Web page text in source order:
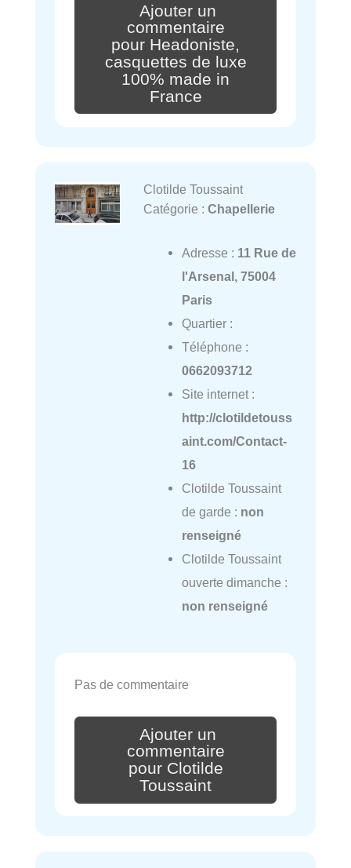
Ajouter un
commentaire
pour Headoniste,
casquettes de luxe
100% made in
France
Clotilde Toussaint
Catégorie : Chapellerie
Adresse : 11 Rue de
l'Arsenal, 75004
Paris
Quartier :
Téléphone :
0662093712
Site internet :
http://clotildetouss
aint.com/Contact-
16
Clotilde Toussaint
de garde : non
renseigné
Clotilde Toussaint
ouverte dimanche :
non renseigné
Pas de commentaire
Ajouter un
commentaire
pour Clotilde
Toussaint